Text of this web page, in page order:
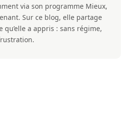
via son programme Mieux,
Sur ce blog, elle partage
qu’elle a appris : sans régime,